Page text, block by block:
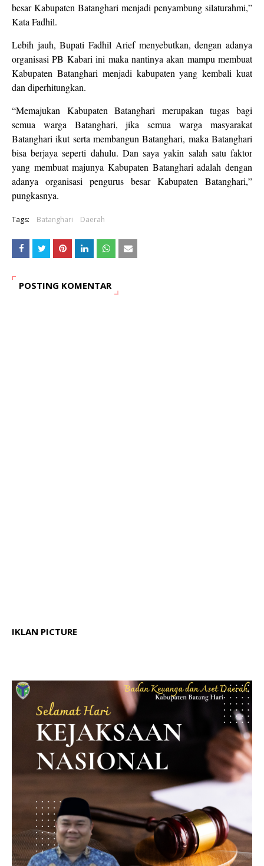
besar Kabupaten Batanghari menjadi penyambung silaturahmi,”
Kata Fadhil.
Lebih jauh, Bupati Fadhil Arief menyebutkan, dengan adanya
organisasi PB Kabari ini maka nantinya akan mampu membuat
Kabupaten Batanghari menjadi kabupaten yang kembali kuat
dan diperhitungkan.
“Memajukan Kabupaten Batanghari merupakan tugas bagi
semua warga Batanghari, jika semua warga masyarakat
Batanghari ikut serta membangun Batanghari, maka Batanghari
bisa berjaya seperti dahulu. Dan saya yakin salah satu faktor
yang membuat majunya Kabupaten Batanghari adalah dengan
adanya organisasi pengurus besar Kabupaten Batanghari,”
pungkasnya.
Tags: Batanghari Daerah
POSTING KOMENTAR
IKLAN PICTURE